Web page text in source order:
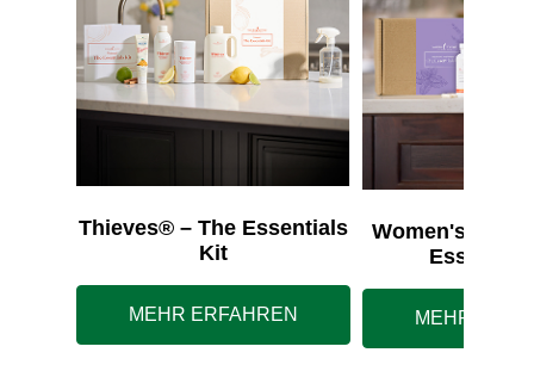
Thieves® – The Essentials
Kit
MEHR ERFAHREN
Women's
MEHR